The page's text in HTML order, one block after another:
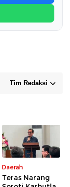
Tim Redaksi
Daerah
Teras Narang